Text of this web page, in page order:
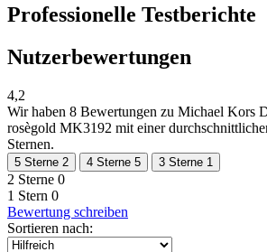
Professionelle Testberichte
Nutzerbewertungen
4,2
Wir haben 8 Bewertungen zu Michael Kors
rosègold MK3192 mit einer
Sternen.
5 Sterne 2 4 Sterne 5 3 Sterne 1
2 Sterne 0
1 Stern 0
Bewertung schreiben
Sortieren nach: